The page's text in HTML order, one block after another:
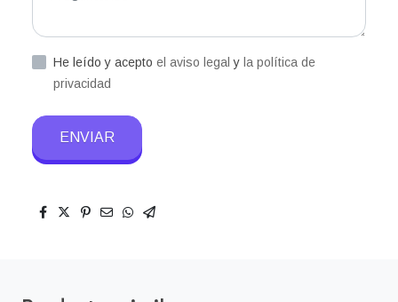
He leído y acepto el aviso legaly la política de
privacidad
ENVIAR